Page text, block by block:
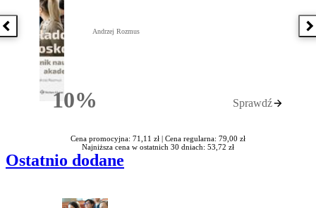
Poprzednia książka
10%Rabatu
Andrzej Rozmus
Sprawdź
Cena promocyjna: 71,11 zł | Cena regularna: 79,00 zł
Najniższa cena w ostatnich 30 dniach: 53,72 zł
Ostatnio dodane